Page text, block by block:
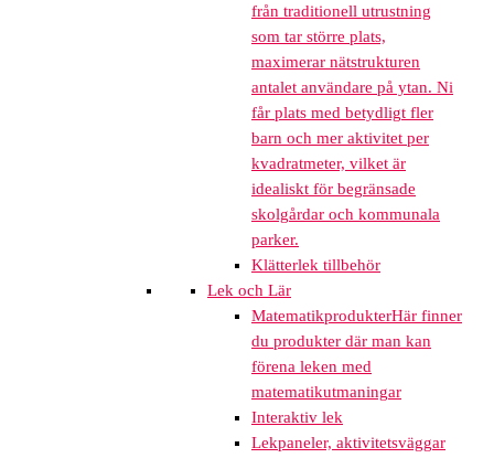
från traditionell utrustning
som tar större plats,
maximerar nätstrukturen
antalet användare på ytan. Ni
får plats med betydligt fler
barn och mer aktivitet per
kvadratmeter, vilket är
idealiskt för begränsade
skolgårdar och kommunala
parker.
Klätterlek tillbehör
Lek och Lär
MatematikprodukterHär finner
du produkter där man kan
förena leken med
matematikutmaningar
Interaktiv lek
Lekpaneler, aktivitetsväggar